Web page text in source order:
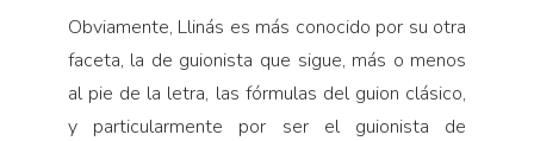
Obviamente, Llinás es más conocido por su otra
faceta, la de guionista que sigue, más o menos
al pie de la letra, las fórmulas del guion clásico,
y particularmente por ser el guionista de